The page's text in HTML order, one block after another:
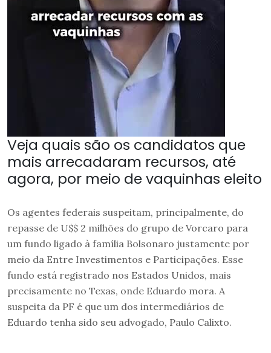
Veja quais são os candidatos que
mais arrecadaram recursos, até
agora, por meio de vaquinhas eleito
Os agentes federais suspeitam, principalmente, do
repasse de U$$ 2 milhões do grupo de Vorcaro para
um fundo ligado à família Bolsonaro justamente por
meio da Entre Investimentos e Participações. Esse
fundo está registrado nos Estados Unidos, mais
precisamente no Texas, onde Eduardo mora. A
suspeita da PF é que um dos intermediários de
Eduardo tenha sido seu advogado, Paulo Calixto.